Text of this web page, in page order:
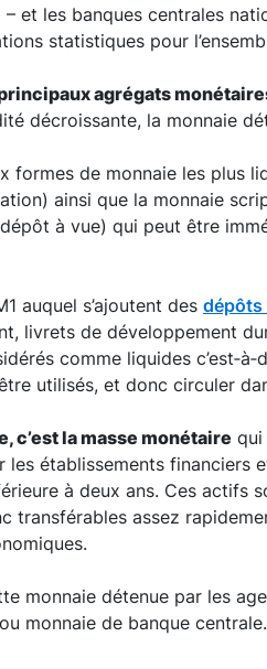
– et les banques centrales
statistiques pour
agrégats
décroissante, la monnaie
formes de monnaie les plus
ainsi que la monnaie
à vue) qui peut être
auquel s’ajoutent des dépôts
livrets de développement
comme liquides
utilisés, et donc circuler
c’est la masse monétaire qui
les établissements financiers
à deux ans. Ces actifs
transférables assez
monnaie détenue par les
monnaie de banque centrale.